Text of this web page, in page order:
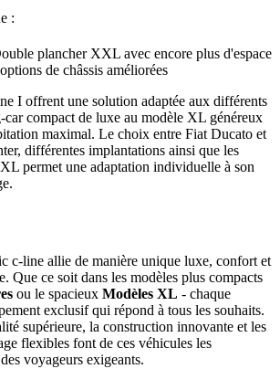
:
plancher XXL avec encore plus d'espace
de châssis améliorées
I offrent une solution adaptée aux différents
car compact de luxe au modèle XL généreux
maximal. Le choix entre Fiat Ducato et
différentes implantations ainsi que les
permet une adaptation individuelle à son
c-line allie de manière unique luxe, confort et
Que ce soit dans les modèles plus compacts
ou le spacieux Modèles XL - chaque
exclusif qui répond à tous les souhaits.
supérieure, la construction innovante et les
flexibles font de ces véhicules les
voyageurs exigeants.